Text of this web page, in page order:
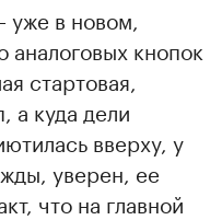
в новом,
кнопок
стартовая,
а куда дели
вверху, у
уверен, ее
что на главной